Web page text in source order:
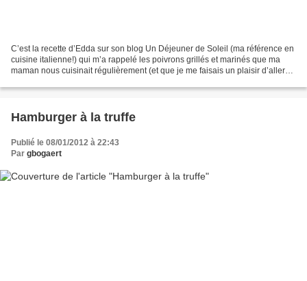
C’est la recette d’Edda sur son blog Un Déjeuner de Soleil (ma référence en
cuisine italienne!) qui m’a rappelé les poivrons grillés et marinés que ma
maman nous cuisinait régulièrement (et que je me faisais un plaisir d’aller
Hamburger à la truffe
Publié le 08/01/2012 à 22:43
Par gbogaert